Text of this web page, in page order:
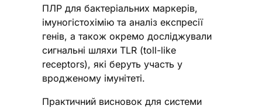
ПЛР для бактеріальних маркерів,
імуногістохімію та аналіз експресії
генів, а також окремо досліджували
сигнальні шляхи TLR (toll-like
receptors), які беруть участь у
вродженому імунітеті.
Практичний висновок для системи